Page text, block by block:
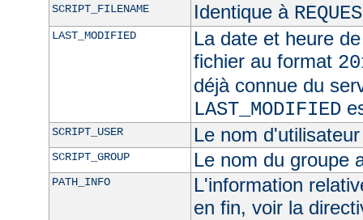
SCRIPT_FILENAME Identique à
LAST_MODIFIED
La date et heure
fichier au format
déjà connue du
LAST_MODIFIED
SCRIPT_USER Le nom
SCRIPT_GROUP Le nom du groupe
PATH_INFO
L'information
en fin, voir la